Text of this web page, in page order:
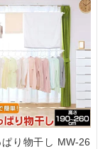
り物干し MW-26